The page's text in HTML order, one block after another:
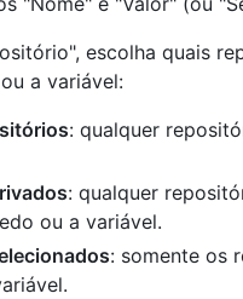
escolha quais
a variável:
: qualquer
: qualquer
ou a variável.
: somente os